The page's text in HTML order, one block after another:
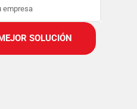
empresa
SOLUCIÓN